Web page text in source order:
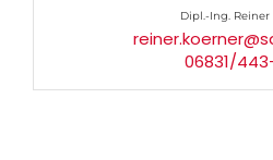
Dipl.-Ing. Reiner
06831/